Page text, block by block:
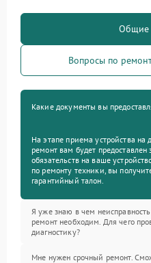
Общие
Вопросы по
Какие документы вы
На этапе приема устройства
ремонт вам будет
обязательств на ваше
по ремонту техники, вы
гарантийный талон.
Я уже знаю в чем
ремонт необходим. Для чего
диагностику?
Мне нужен срочный ремонт.